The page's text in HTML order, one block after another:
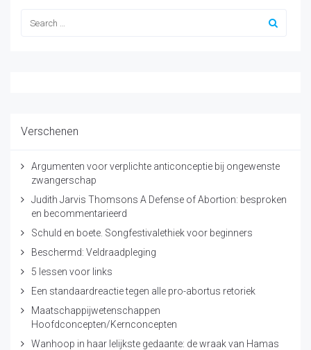
Verschenen
Argumenten voor verplichte anticonceptie bij ongewenste
zwangerschap
Judith Jarvis Thomsons A Defense of Abortion: besproken
en becommentarieerd
Schuld en boete. Songfestivalethiek voor beginners
Beschermd: Veldraadpleging
5 lessen voor links
Een standaardreactie tegen alle pro-abortus retoriek
Maatschappijwetenschappen
Hoofdconcepten/Kernconcepten
Wanhoop in haar lelijkste gedaante: de wraak van Hamas